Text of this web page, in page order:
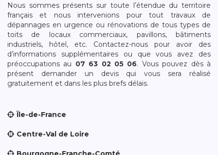
Nous sommes présents sur toute l’étendue du territoire
français et nous intervenions pour tout travaux de
dépannages en urgence ou rénovations de tous types de
toits de locaux commerciaux, pavillons, bâtiments
industriels, hôtel, etc. Contactez-nous pour avoir des
d’informations supplémentaires ou que vous avez des
préoccupations au 07 63 02 05 06. Vous pouvez dès à
présent demander un devis qui vous sera réalisé
gratuitement et dans les plus brefs délais.
Île-de-France
Centre-Val de Loire